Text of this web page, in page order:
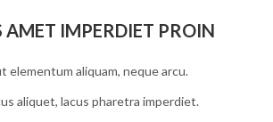
AMET IMPERDIET PROIN
elementum aliquam, neque arcu.
aliquet, lacus pharetra imperdiet.